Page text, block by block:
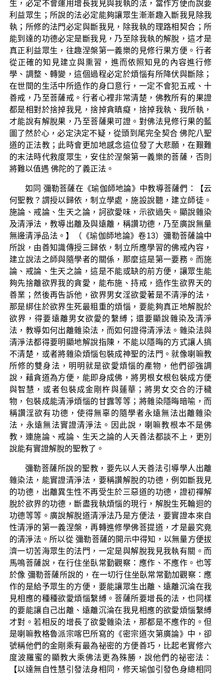
生，必定不會運用增長我見與我執的法，當作方便而說要
利益眾生；所說的法必定能夠讓眾生漸漸趣入斷我見除我
執；所修的法門必定與斷我見，除我執的理路相契合；所
能到達的功德必定是斷我見，乃至除我執的解脫，這才是
真正利益眾生，往趣涅槃第一義樂的見修行果方便。行者
從正確的知見建立與熏習，進而依照知見的內容進行修
學、調整、轉變，這個過程必定於煩惱有所降伏與斷除；
在世間的生活中所造作的身口意行，一定不會犯五戒、十
善戒，乃至菩薩戒。行者心裡非常清楚，佛教所有的果證
都是相對於捨掉我見，捨掉貪瞋癡，捨掉我執、我所執，
才能說有解脫果，乃至菩薩果可證。對佛法見修行果的藍
圖了然於心，必定決定不疑，從頭到尾完全契合 佛陀八聖
道的正法教；此時會更加地感念這位發了大悲願，在艱難
的末法時代救度眾生，安住於涅槃第一義樂的菩薩，否則
將難以值遇 佛陀的了義正法。
如同 彌勒菩薩在《瑜伽師地論》中教導菩薩們：【云
何聖教？謂授以歸依，制立學處，施設說聽，建立師徒。
施論、戒論、生天之論，訶欲愛味，示欲過失。顯說雜染
及清淨法，教導出離及與遠離，稱讚功德，乃至廣說無量
無邊清淨品法。】（《瑜伽師地論》卷13）彌勒菩薩論中
所說，由善知識傳授三歸依，制立所應學習的佛戒內容，
建立說法之師與隨學者的關係，那麼這是第一要務。而施
論、戒論、生天之論，這是不能或缺的前方便，讓眾生能
夠先捨離欲界我的貪愛，能布施、持戒，造作生欲界天的
善業；然後再告訴他，欲界男女淫欲愛著是不清淨的法，
那是綁住於欲界生死最粗重的煩惱，要能夠真正地解脫於
欲界，得要遠離男女欲愛的繫縛；還要顯說雜染及清淨
法，教導如何出離雜染法，而如何證得清淨法。雜染法與
清淨法都得要明顯地解說指陳，不能以隱晦的方式讓人搞
不清楚，或者將雜染煩惱包裝成神聖的法門。就像喇嘛教
所修的雙身法，明明就是欲愛煩惱的產物，他們卻強調
說，藉貪道為方便，能即身成佛，將男根女根包裝成方便
與智慧，或者包裝成金剛杵與蓮華；將男女交合的汙穢
物，包裝成能清淨煩惱的甘露等等；將雜染隱晦暗喻，而
稱讚淫欲有功德，使得無辜的隨學者永遠無法出離雜染
法，永遠無法實證清淨法。因此說，喇嘛教根本不是佛
教，連施論、戒論、生天之論的人天善法都談不上，更別
說能有實證解脫的聖教了。
彌勒菩薩所說的聖教，要先以人天善法引導學人出離
雜染法，能實證清淨法，要稱讚解脫的功德，例如斷我見
的功德，出離異生性不再受生於三惡道的功德，證初禪解
脫於欲界的功德，斷盡我執煩惱的現行，解脫生死輪迴的
功德等等。廣說解脫道清淨法乃是方便法，要實證本來自
性清淨的第一義涅槃，再轉進修學佛菩提道，才是最究竟
的清淨法。所以從 彌勒菩薩的開示中得知，以無量方便拔
濟一切苦海眾生的法門，一定是與解脫我見我執有關。而
馬鳴菩薩說，在行住坐臥常勤觀察：應作、不應作。也等
於像 彌勒菩薩所說的，在一切行住坐臥常常勤加觀察：應
作的是給予眾生的方便，要能讓眾生出離、遠離沉淪在我
見相應的種種欲愛煩惱繫縛。菩薩所要增長的法，也同樣
的要能讓自己出離、遠離沉淪在我見相應的欲愛煩惱繫縛
才對。若相反的增長了欲愛雜染法，那都是不應作的。但
是喇嘛教格魯派宗喀巴所寫的《密宗道次第廣論》中，卻
號稱他們的金剛乘有最為祕密的方便善巧，比起老實修六
度波羅蜜的顯教大乘佛法更為殊勝，說他們的祕密法：
【以達無自性慧引發法身相同，修天瑜伽引發色身總相同